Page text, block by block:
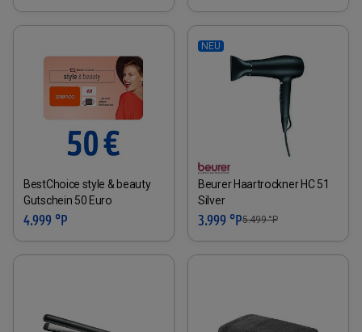
BestChoice style & beauty
Gutschein 50 Euro
4.999 °P
NEU
Beurer Haartrockner HC 51
Silver
3.999 °P5.499°P